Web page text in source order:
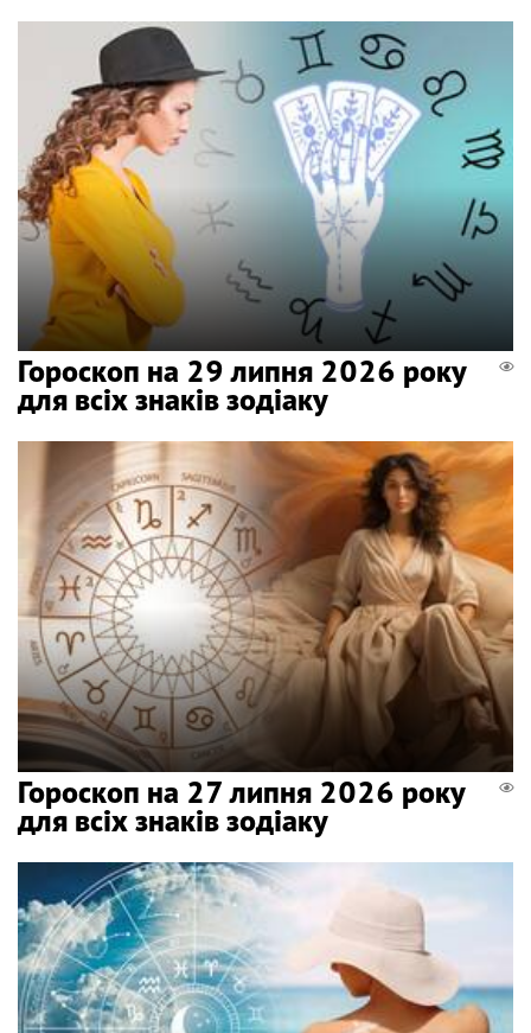
Гороскоп на 29 липня 2026 року
для всіх знаків зодіаку
Гороскоп на 27 липня 2026 року
для всіх знаків зодіаку